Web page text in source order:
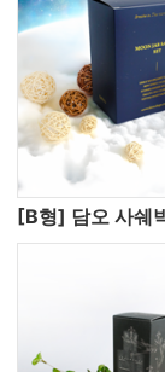
[B형] 담오 사쉐